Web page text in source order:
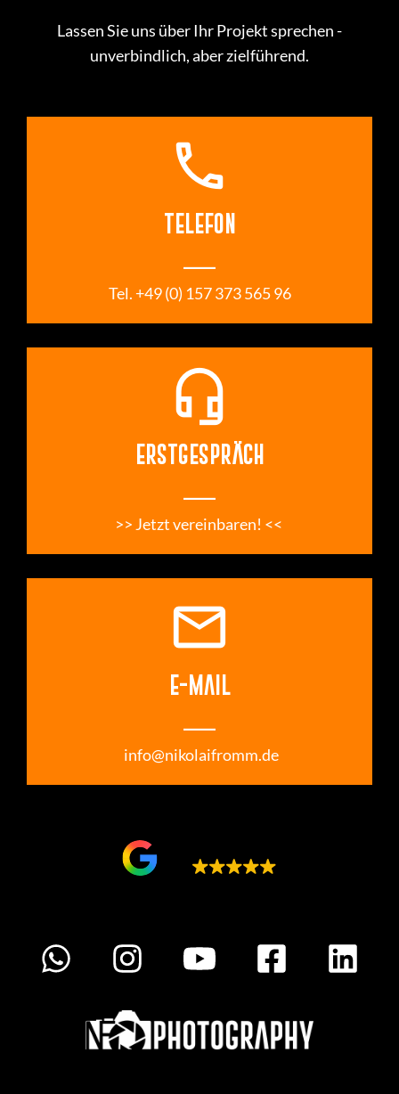
Lassen Sie uns über Ihr Projekt sprechen -
unverbindlich, aber zielführend.
call
TELEFON
Tel. +49 (0) 157 373 565 96
headset_mic
ERSTGESPRÄCH
>> Jetzt vereinbaren! <<
email
E-MAIL
info@nikolaifromm.de